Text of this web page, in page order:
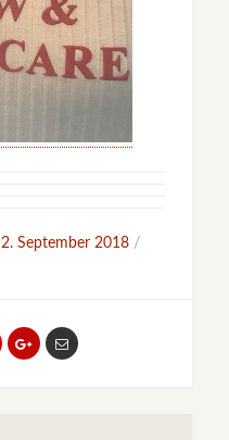
2. September 2018 /